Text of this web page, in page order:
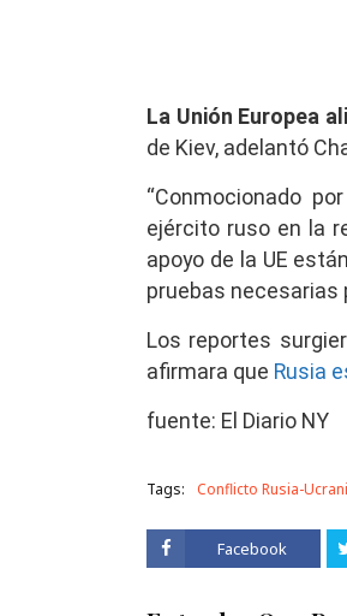
La Unión Europea
de Kiev, adelantó
“Conmocionado
ejército ruso en la
apoyo de la UE
pruebas necesarias
Los reportes
afirmara que Rusia
fuente: El Diario NY
Tags: Conflicto Rusia-
Facebook